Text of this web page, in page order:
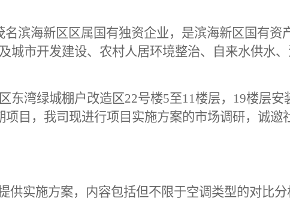
滨海新区区属国有独资企业，是滨海新区国有资
城市开发建设、农村人居环境整治、自来水供水
东湾绿城棚户改造区22号楼5至11楼层，19楼层安
项目，我司现进行项目实施方案的市场调研，诚
供实施方案，内容包括但不限于空调类型的对比